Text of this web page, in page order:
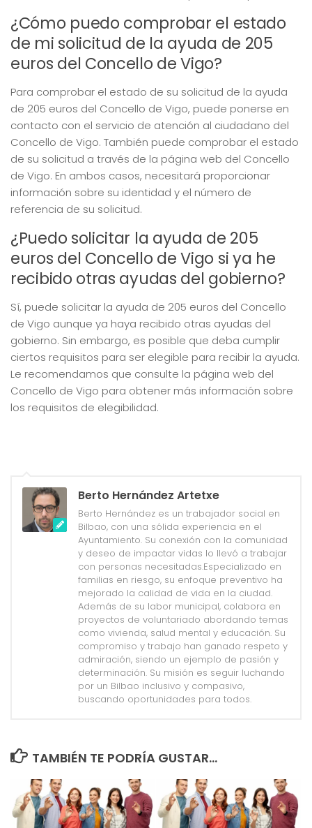
¿Cómo puedo comprobar el estado
de mi solicitud de la ayuda de 205
euros del Concello de Vigo?
Para comprobar el estado de su solicitud de la ayuda
de 205 euros del Concello de Vigo, puede ponerse en
contacto con el servicio de atención al ciudadano del
Concello de Vigo. También puede comprobar el estado
de su solicitud a través de la página web del Concello
de Vigo. En ambos casos, necesitará proporcionar
información sobre su identidad y el número de
referencia de su solicitud.
¿Puedo solicitar la ayuda de 205
euros del Concello de Vigo si ya he
recibido otras ayudas del gobierno?
Sí, puede solicitar la ayuda de 205 euros del Concello
de Vigo aunque ya haya recibido otras ayudas del
gobierno. Sin embargo, es posible que deba cumplir
ciertos requisitos para ser elegible para recibir la ayuda.
Le recomendamos que consulte la página web del
Concello de Vigo para obtener más información sobre
los requisitos de elegibilidad.
Berto Hernández Artetxe
Berto Hernández es un trabajador social en
Bilbao, con una sólida experiencia en el
Ayuntamiento. Su conexión con la comunidad
y deseo de impactar vidas lo llevó a trabajar
con personas necesitadas.Especializado en
familias en riesgo, su enfoque preventivo ha
mejorado la calidad de vida en la ciudad.
Además de su labor municipal, colabora en
proyectos de voluntariado abordando temas
como vivienda, salud mental y educación. Su
compromiso y trabajo han ganado respeto y
admiración, siendo un ejemplo de pasión y
determinación. Su misión es seguir luchando
por un Bilbao inclusivo y compasivo,
buscando oportunidades para todos.
TAMBIÉN TE PODRÍA GUSTAR...